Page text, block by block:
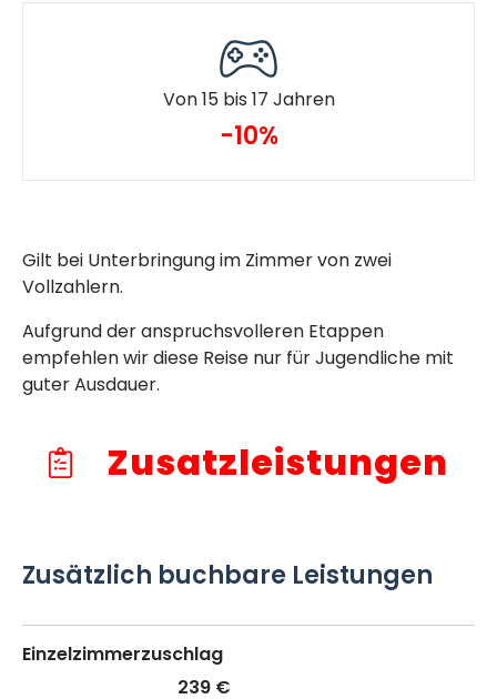
Von 15 bis 17 Jahren
-10%
Gilt bei Unterbringung im Zimmer von zwei
Vollzahlern.
Aufgrund der anspruchsvolleren Etappen
empfehlen wir diese Reise nur für Jugendliche mit
guter Ausdauer.
Zusatzleistungen
Zusätzlich buchbare Leistungen
Einzelzimmerzuschlag
239 €